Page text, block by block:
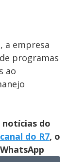
a empresa
programas
ao
notícias do
do R7, o